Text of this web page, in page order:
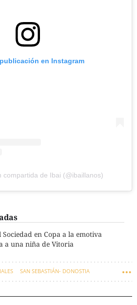
en Instagram
compartida de Ibai (@ibaillanos)
en Copa a la emotiva
a una niña de Vitoria
SAN SEBASTIÁN- DONOSTIA